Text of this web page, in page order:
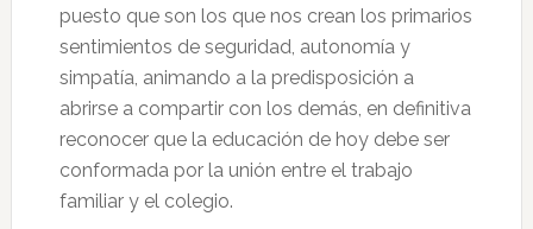
puesto que son los que nos crean los primarios
sentimientos de seguridad, autonomía y
simpatía, animando a la predisposición a
abrirse a compartir con los demás, en definitiva
reconocer que la educación de hoy debe ser
conformada por la unión entre el trabajo
familiar y el colegio.